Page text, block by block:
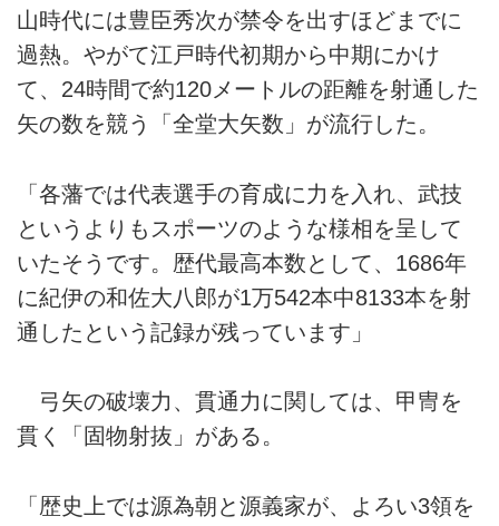
山時代には豊臣秀次が禁令を出すほどまでに
過熱。やがて江戸時代初期から中期にかけ
て、24時間で約120メートルの距離を射通した
矢の数を競う「全堂大矢数」が流行した。
「各藩では代表選手の育成に力を入れ、武技
というよりもスポーツのような様相を呈して
いたそうです。歴代最高本数として、1686年
に紀伊の和佐大八郎が1万542本中8133本を射
通したという記録が残っています」
弓矢の破壊力、貫通力に関しては、甲冑を
貫く「固物射抜」がある。
「歴史上では源為朝と源義家が、よろい3領を